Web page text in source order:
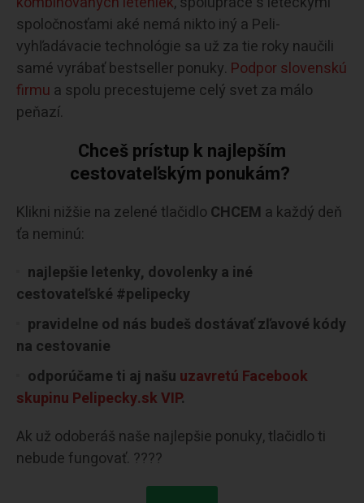
spoločnosťami aké nemá nikto iný a Peli-
vyhľadávacie technológie sa už za tie roky naučili
samé vyrábať bestseller ponuky. Podpor slovenskú
firmu a spolu precestujeme celý svet za málo
peňazí.
Chceš prístup k najlepším
cestovateľským ponukám?
Klikni nižšie na zelené tlačidlo CHCEM a každý deň
ťa neminú:
najlepšie letenky, dovolenky a iné
cestovateľské #pelipecky
pravidelne od nás budeš dostávať zľavové kódy
na cestovanie
odporúčame ti aj našu uzavretú Facebook
skupinu Pelipecky.sk VIP.
Ak už odoberáš naše najlepšie ponuky, tlačidlo ti
nebude fungovať. ????